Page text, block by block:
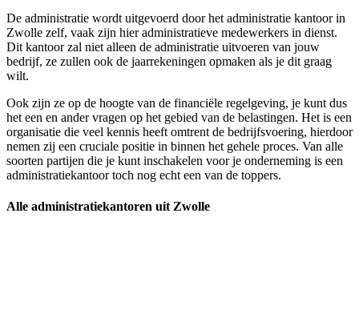
De administratie wordt uitgevoerd door het administratie kantoor in
Zwolle zelf, vaak zijn hier administratieve medewerkers in dienst.
Dit kantoor zal niet alleen de administratie uitvoeren van jouw
bedrijf, ze zullen ook de jaarrekeningen opmaken als je dit graag
wilt.
Ook zijn ze op de hoogte van de financiële regelgeving, je kunt dus
het een en ander vragen op het gebied van de belastingen. Het is een
organisatie die veel kennis heeft omtrent de bedrijfsvoering, hierdoor
nemen zij een cruciale positie in binnen het gehele proces. Van alle
soorten partijen die je kunt inschakelen voor je onderneming is een
administratiekantoor toch nog echt een van de toppers.
Alle administratiekantoren uit Zwolle